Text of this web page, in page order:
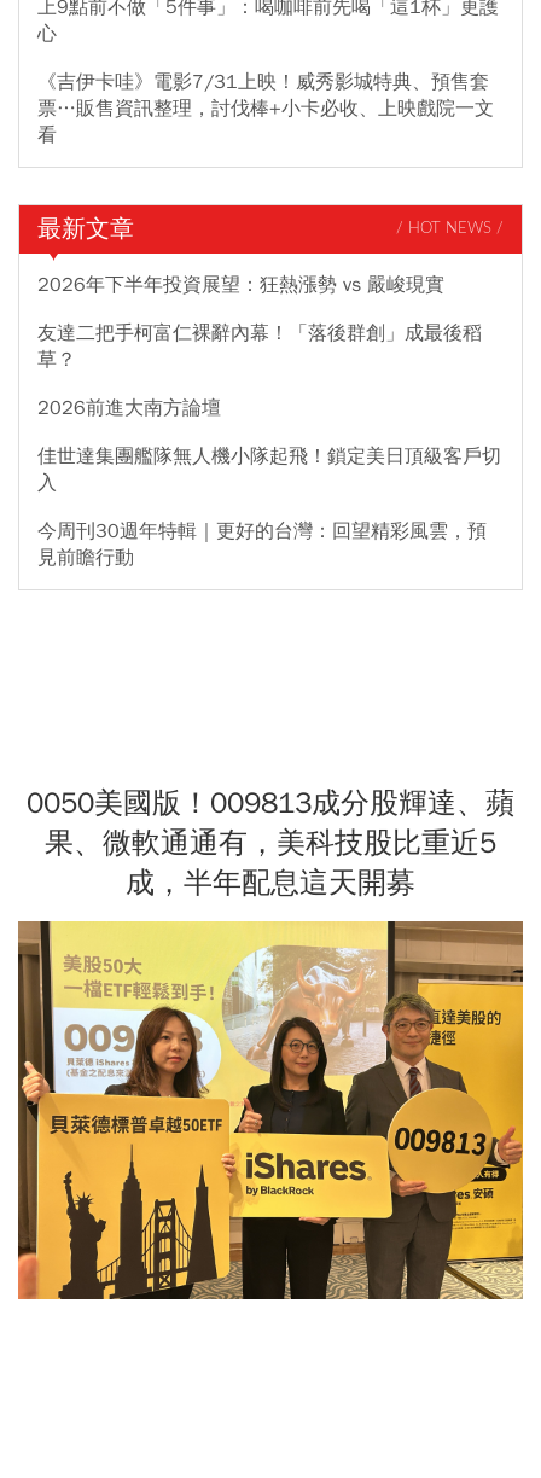
上9點前不做「5件事」：喝咖啡前先喝「這1杯」更護
心
《吉伊卡哇》電影7/31上映！威秀影城特典、預售套
票…販售資訊整理，討伐棒+小卡必收、上映戲院一文
看
最新文章 / HOT NEWS /
2026年下半年投資展望：狂熱漲勢 vs 嚴峻現實
友達二把手柯富仁裸辭內幕！「落後群創」成最後稻
草？
2026前進大南方論壇
佳世達集團艦隊無人機小隊起飛！鎖定美日頂級客戶切
入
今周刊30週年特輯｜更好的台灣：回望精彩風雲，預
見前瞻行動
0050美國版！009813成分股輝達、蘋
果、微軟通通有，美科技股比重近5
成，半年配息這天開募